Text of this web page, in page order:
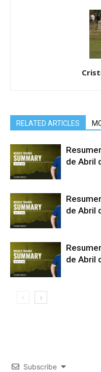
RELATED ARTICLES
de Abril
de Abril
de Abril
Subscribe